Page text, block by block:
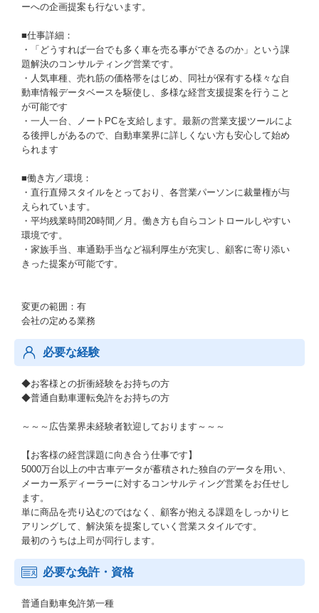
ーへの企画提案も行ないます。
■仕事詳細：
・「どうすれば一台でも多く車を売る事ができるのか」という課
題解決のコンサルティング営業です。
・人気車種、売れ筋の価格帯をはじめ、同社が保有する様々な自
動車情報データベースを駆使し、多様な経営支援提案を行うこと
が可能です
・一人一台、ノートPCを支給します。最新の営業支援ツールによ
る後押しがあるので、自動車業界に詳しくない方も安心して始め
られます
■働き方／環境：
・直行直帰スタイルをとっており、各営業パーソンに裁量権が与
えられています。
・平均残業時間20時間／月。働き方も自らコントロールしやすい
環境です。
・家族手当、車通勤手当など福利厚生が充実し、顧客に寄り添い
きった提案が可能です。
変更の範囲：有
会社の定める業務
必要な経験
◆お客様との折衝経験をお持ちの方
◆普通自動車運転免許をお持ちの方
～～～広告業界未経験者歓迎しております～～～
【お客様の経営課題に向き合う仕事です】
5000万台以上の中古車データが蓄積された独自のデータを用い、
メーカー系ディーラーに対するコンサルティング営業をお任せし
ます。
単に商品を売り込むのではなく、顧客が抱える課題をしっかりヒ
アリングして、解決策を提案していく営業スタイルです。
最初のうちは上司が同行します。
必要な免許・資格
普通自動車免許第一種